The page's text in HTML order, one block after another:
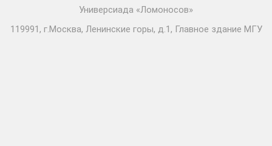
Универсиада «Ломоносов»
119991, г.Москва, Ленинские горы, д.1, Главное здание МГУ